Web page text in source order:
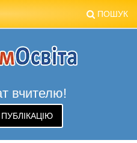
ПОШУК
вчителю!